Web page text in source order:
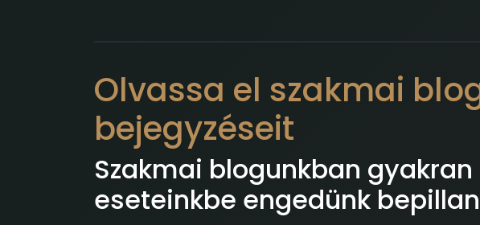
Olvassa el szakmai
bejegyzéseit
Szakmai blogunkban
eseteinkbe engedünk